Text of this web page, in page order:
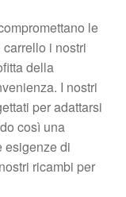
le
i nostri
della
I nostri
per adattarsi
così una
esigenze di
ricambi per